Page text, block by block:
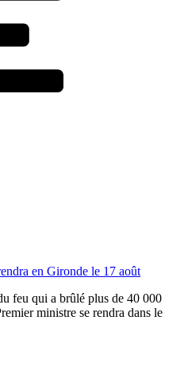
en Gironde le 17 août
feu qui a brûlé plus de 40 000
ministre se rendra dans le